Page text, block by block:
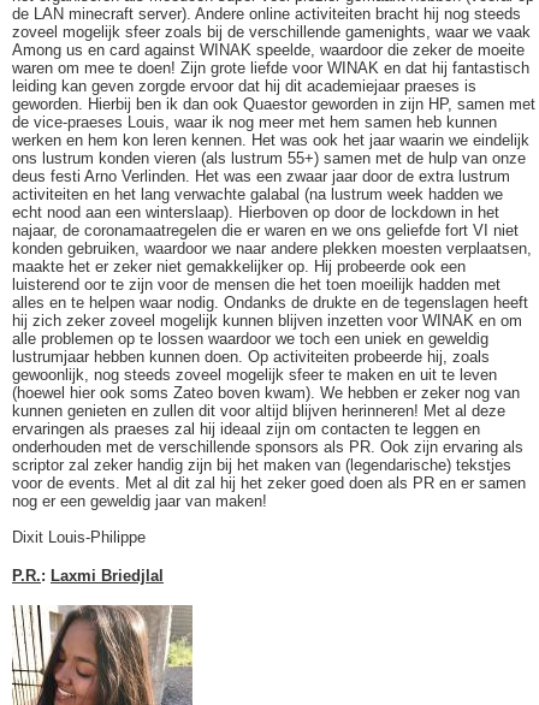
de LAN minecraft server). Andere online activiteiten bracht hij nog steeds
zoveel mogelijk sfeer zoals bij de verschillende gamenights, waar we vaak
Among us en card against WINAK speelde, waardoor die zeker de moeite
waren om mee te doen! Zijn grote liefde voor WINAK en dat hij fantastisch
leiding kan geven zorgde ervoor dat hij dit academiejaar praeses is
geworden. Hierbij ben ik dan ook Quaestor geworden in zijn HP, samen met
de vice-praeses Louis, waar ik nog meer met hem samen heb kunnen
werken en hem kon leren kennen. Het was ook het jaar waarin we eindelijk
ons lustrum konden vieren (als lustrum 55+) samen met de hulp van onze
deus festi Arno Verlinden. Het was een zwaar jaar door de extra lustrum
activiteiten en het lang verwachte galabal (na lustrum week hadden we
echt nood aan een winterslaap). Hierboven op door de lockdown in het
najaar, de coronamaatregelen die er waren en we ons geliefde fort VI niet
konden gebruiken, waardoor we naar andere plekken moesten verplaatsen,
maakte het er zeker niet gemakkelijker op. Hij probeerde ook een
luisterend oor te zijn voor de mensen die het toen moeilijk hadden met
alles en te helpen waar nodig. Ondanks de drukte en de tegenslagen heeft
hij zich zeker zoveel mogelijk kunnen blijven inzetten voor WINAK en om
alle problemen op te lossen waardoor we toch een uniek en geweldig
lustrumjaar hebben kunnen doen. Op activiteiten probeerde hij, zoals
gewoonlijk, nog steeds zoveel mogelijk sfeer te maken en uit te leven
(hoewel hier ook soms Zateo boven kwam). We hebben er zeker nog van
kunnen genieten en zullen dit voor altijd blijven herinneren! Met al deze
ervaringen als praeses zal hij ideaal zijn om contacten te leggen en
onderhouden met de verschillende sponsors als PR. Ook zijn ervaring als
scriptor zal zeker handig zijn bij het maken van (legendarische) tekstjes
voor de events. Met al dit zal hij het zeker goed doen als PR en er samen
nog er een geweldig jaar van maken!
Dixit Louis-Philippe
P.R.: Laxmi Briedjlal